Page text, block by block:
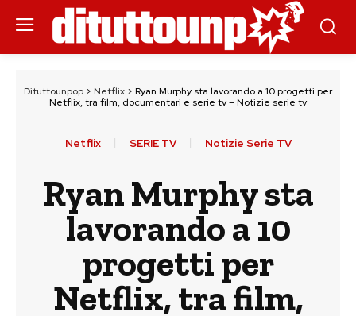
Dituttounpop > Netflix > Ryan Murphy sta lavorando a 10 progetti per
Netflix, tra film, documentari e serie tv – Notizie serie tv
Netflix SERIE TV Notizie Serie TV
Ryan Murphy sta
lavorando a 10
progetti per
Netflix, tra film,